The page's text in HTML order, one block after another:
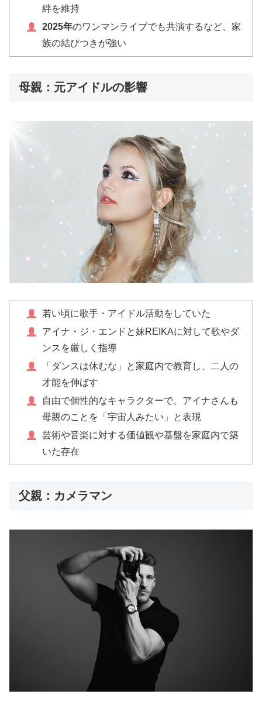
絆を維持
2025年のワンマンライブでも共演するなど、家
族の結びつきが強い
母親：元アイドルの影響
若い頃に歌手・アイドル活動をしていた
アイナ・ジ・エンドと妹REIKAに対して歌やダ
ンスを厳しく指導
「ダンスは休むな」と家庭内で教育し、二人の
才能を伸ばす
自由で個性的なキャラクターで、アイナさんも
母親のことを「宇宙人みたい」と表現
芸術や音楽に対する価値観や基盤を家庭内で築
いた存在
父親：カメラマン